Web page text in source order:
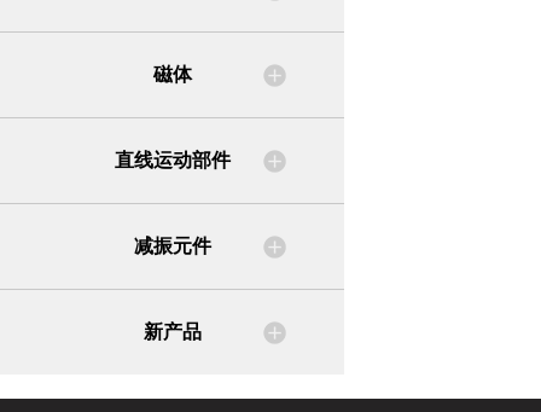
磁体
直线运动部件
减振元件
新产品